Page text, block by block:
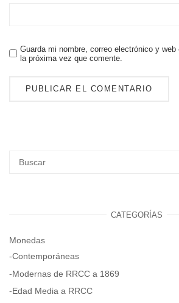
Guarda mi nombre, correo electrónico y
la próxima vez que comente.
CATEGORÍAS
Monedas
-Contemporáneas
-Modernas de RRCC a 1869
-Edad Media a RRCC